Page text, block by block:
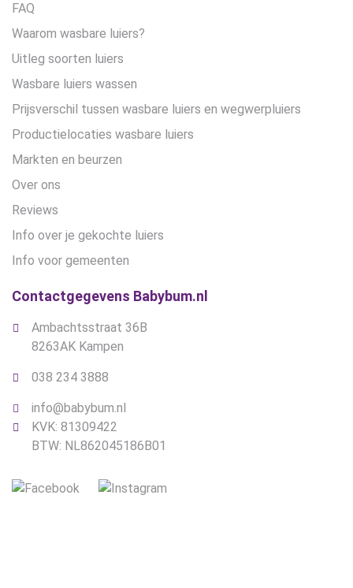
FAQ
Waarom wasbare luiers?
Uitleg soorten luiers
Wasbare luiers wassen
Prijsverschil tussen wasbare luiers en wegwerpluiers
Productielocaties wasbare luiers
Markten en beurzen
Over ons
Reviews
Info over je gekochte luiers
Info voor gemeenten
Contactgegevens Babybum.nl
Ambachtsstraat 36B
8263AK Kampen
038 234 3888
info@babybum.nl
KVK: 81309422
BTW: NL862045186B01